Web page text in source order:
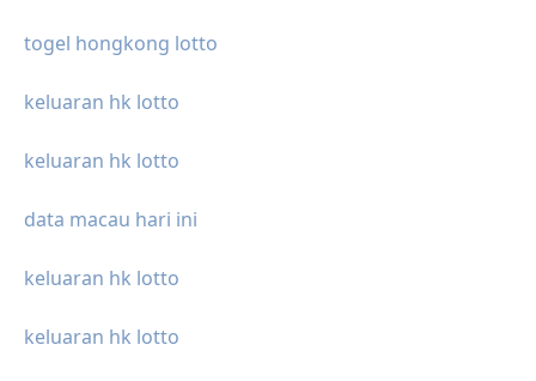
togel hongkong lotto
keluaran hk lotto
keluaran hk lotto
data macau hari ini
keluaran hk lotto
keluaran hk lotto